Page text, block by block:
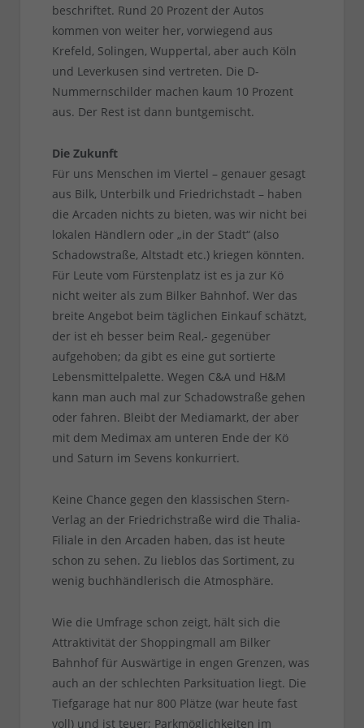
beschriftet. Rund 20 Prozent der Autos
kommen von weiter her, vorwiegend aus
Krefeld, Solingen, Wuppertal, aber auch Köln
und Leverkusen sind vertreten. Die D-
Nummernschilder machen kaum 10 Prozent
aus. Der Rest ist dann buntgemischt.
Die Zukunft
Für uns Menschen im Viertel – genauer gesagt
aus Bilk, Unterbilk und Friedrichstadt – haben
die Arcaden nichts zu bieten, was wir nicht bei
lokalen Händlern oder „in der Stadt“ (also
Schadowstraße, Altstadt etc.) kriegen könnten.
Für Leute vom Fürstenplatz ist es ja zur Kö
nicht weiter als zum Bilker Bahnhof. Wer das
breite Angebot beim täglichen Einkauf schätzt,
der ist eh besser beim Real,- gegenüber
aufgehoben; da gibt es eine gut sortierte
Lebensmittelpalette. Wegen C&A und H&M
kann man auch mal zur Schadowstraße gehen
oder fahren. Bleibt der Mediamarkt, der aber
mit dem Medimax am unteren Ende der Kö
und Saturn im Sevens konkurriert.
Keine Chance gegen den klassischen Stern-
Verlag an der Friedrichstraße wird die Thalia-
Filiale in den Arcaden haben, das ist heute
schon zu sehen. Zu lieblos das Sortiment, zu
wenig buchhändlerisch die Atmosphäre.
Wie die Umfrage schon zeigt, hält sich die
Attraktivität der Shoppingmall am Bilker
Bahnhof für Auswärtige in engen Grenzen, was
auch an der schlechten Parksituation liegt. Die
Tiefgarage hat nur 800 Plätze (war heute fast
voll) und ist teuer; Parkmöglichkeiten im